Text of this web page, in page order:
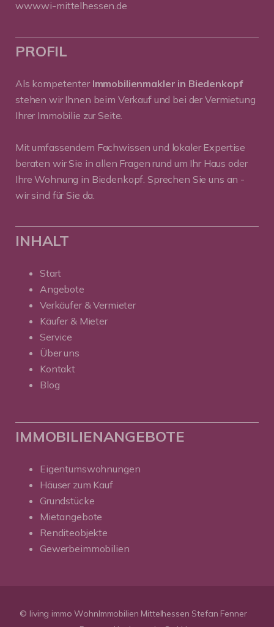
www.wi-mittelhessen.de
PROFIL
Als kompetenter Immobilienmakler in Biedenkopf
stehen wir Ihnen beim Verkauf und bei der Vermietung
Ihrer Immobilie zur Seite.
Mit umfassendem Fachwissen und lokaler Expertise
beraten wir Sie in allen Fragen rund um Ihr Haus oder
Ihre Wohnung in Biedenkopf. Sprechen Sie uns an -
wir sind für Sie da.
INHALT
Start
Angebote
Verkäufer & Vermieter
Käufer & Mieter
Service
Über uns
Kontakt
Blog
IMMOBILIENANGEBOTE
Eigentumswohnungen
Häuser zum Kauf
Grundstücke
Mietangebote
Renditeobjekte
Gewerbeimmobilien
© living immo WohnImmobilien Mittelhessen Stefan Fenner